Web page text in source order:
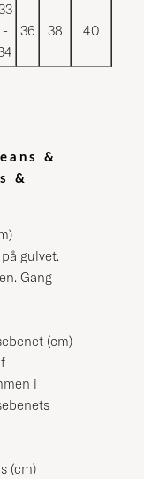
-
36 38 40
&
&
gulvet.
Gang
(cm)
i
(cm)